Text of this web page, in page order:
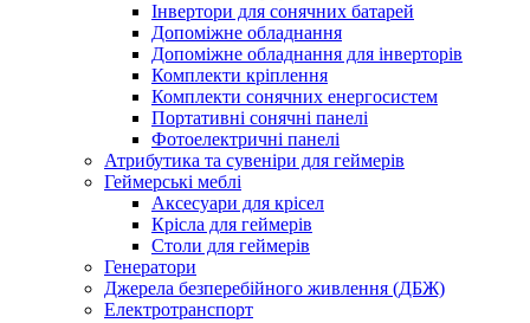
Інвертори для сонячних батарей
Допоміжне обладнання
Допоміжне обладнання для інверторів
Комплекти кріплення
Комплекти сонячних енергосистем
Портативні сонячні панелі
Фотоелектричні панелі
Атрибутика та сувеніри для геймерів
Геймерські меблі
Аксесуари для крісел
Крісла для геймерів
Столи для геймерів
Генератори
Джерела безперебійного живлення (ДБЖ)
Електротранспорт